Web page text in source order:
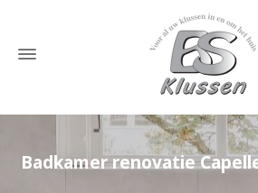
Badkamer renovatie